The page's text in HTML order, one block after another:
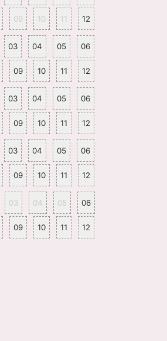
09 10 11 12
03 04 05 06
09 10 11 12
03 04 05 06
09 10 11 12
03 04 05 06
09 10 11 12
03 04 05 06
09 10 11 12